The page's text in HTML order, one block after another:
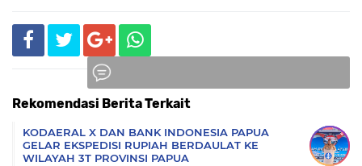
Rekomendasi Berita Terkait
KODAERAL X DAN BANK INDONESIA PAPUA
GELAR EKSPEDISI RUPIAH BERDAULAT KE
WILAYAH 3T PROVINSI PAPUA